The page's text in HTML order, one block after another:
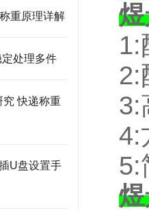
重原理详解
处理多件
快递称重
U盘设置手
1:
2:
3:
4:
5: